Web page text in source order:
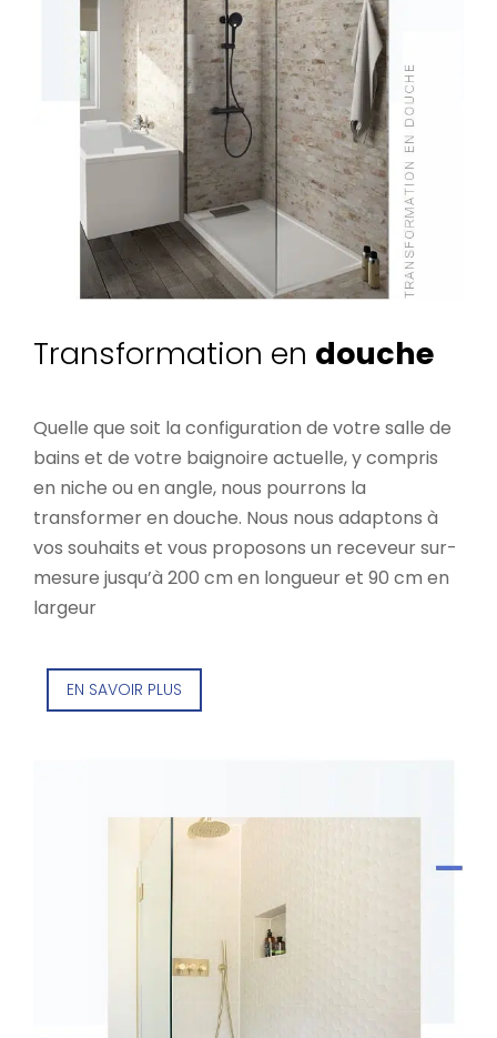
Transformation en douche
Quelle que soit la configuration de votre salle de
bains et de votre baignoire actuelle, y compris
en niche ou en angle, nous pourrons la
transformer en douche. Nous nous adaptons à
vos souhaits et vous proposons un receveur sur-
mesure jusqu’à 200 cm en longueur et 90 cm en
largeur
EN SAVOIR PLUS